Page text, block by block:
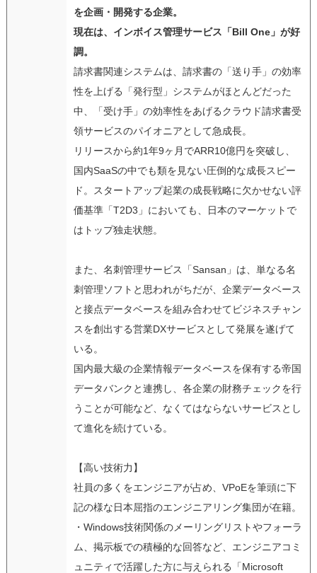
を企画・開発する企業。
現在は、インボイス管理サービス「Bill One」が好
調。
請求書関連システムは、請求書の「送り手」の効率
性を上げる「発行型」システムがほとんどだった
中、「受け手」の効率性をあげるクラウド請求書受
領サービスのパイオニアとして急成長。
リリースから約1年9ヶ月でARR10億円を突破し、
国内SaaSの中でも類を見ない圧倒的な成長スピー
ド。スタートアップ起業の成長戦略に欠かせない評
価基準「T2D3」においても、日本のマーケットで
はトップ独走状態。
また、名刺管理サービス「Sansan」は、単なる名
刺管理ソフトと思われがちだが、企業データベース
と接点データベースを組み合わせてビジネスチャン
スを創出する営業DXサービスとして発展を遂げて
いる。
国内最大級の企業情報データベースを保有する帝国
データバンクと連携し、各企業の財務チェックを行
うことが可能など、なくてはならないサービスとし
て進化を続けている。
【高い技術力】
社員の多くをエンジニアが占め、VPoEを筆頭に下
記の様な日本屈指のエンジニアリング集団が在籍。
・Windows技術関係のメーリングリストやフォーラ
ム、掲示板での積極的な回答など、エンジニアコミ
ュニティで活躍した方に与えられる「Microsoft